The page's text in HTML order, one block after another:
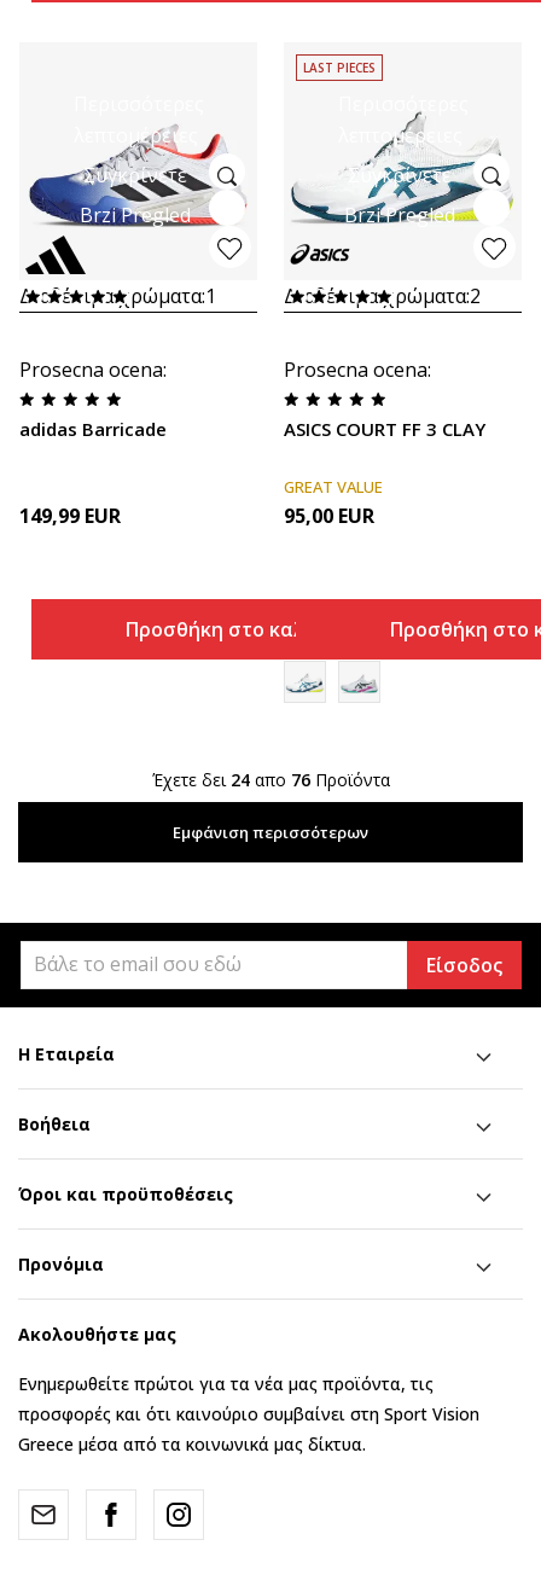
λεπτομέρειες
Συγκρίνετε
Brzi Pregled
Διαθέσιμα χρώματα:1
Prosecna ocena:
adidas Barricade
149,99 EUR
Προσθήκη στο καλάθι
λεπτομέρειες
Συγκρίνετε
Brzi Pregled
LAST PIECES
Διαθέσιμα χρώματα:2
Prosecna ocena:
ASICS COURT FF 3 CLAY
GREAT VALUE
95,00 EUR
Προσθήκη στο
Έχετε δει 24απο 76Προϊόντα
Εμφάνιση περισσότερων
Είσοδος
Η Εταιρεία
Βοήθεια
Όροι και προϋποθέσεις
Προνόμια
Ακολουθήστε μας
Ενημερωθείτε πρώτοι για τα νέα μας προϊόντα, τις
προσφορές και ότι καινούριο συμβαίνει στη Sport Vision
Greece μέσα από τα κοινωνικά μας δίκτυα.